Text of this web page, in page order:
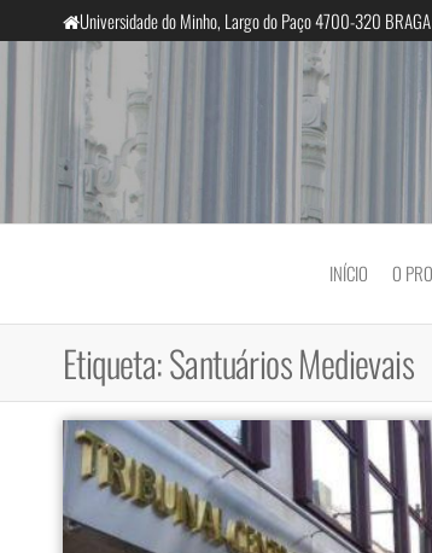
para
Universidade do Minho, Largo do Paço 4700-320 BRAGA
InclusiveCourts
INÍCIO O
Etiqueta:Santuários Medievais